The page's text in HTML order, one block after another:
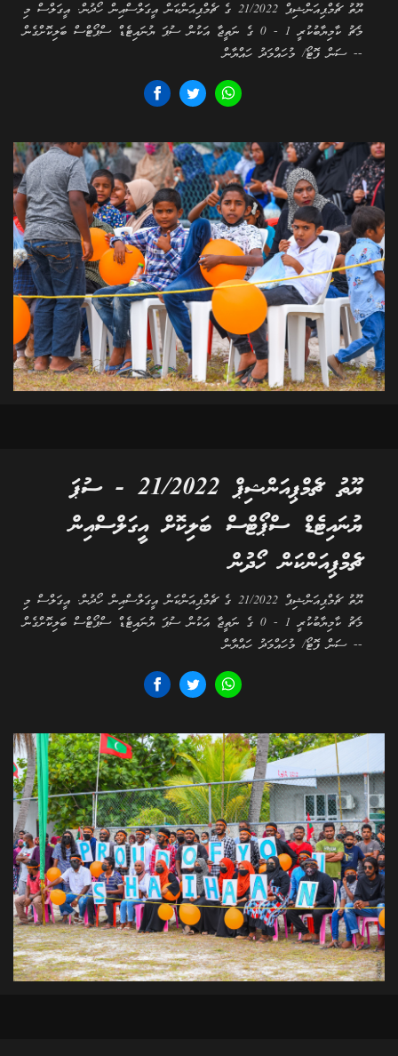
ޔޫތު ޗެމްޕިއަންޝިޕް 21/2022 ގެ ޗެމްޕިއަންކަން އީގަލްސްއިން ހޯދުން. އީގަލްސް މި
މެޗު ކާމިޔާބުކުރީ 1 - 0 ގެ ނަތީޖާ އަކުން ސުޕަ ޔުނައިޓެޑް ސްޕޯޓްސް ބަލިކޮށްގެން
-- ސަން ފޮޓޯ/ މުހައްމަދު ހައްޔާން
ޔޫތު ޗެމްޕިއަންޝިޕް 21/2022 - ސުޕަ
ޔުނައިޓެޑް ސްޕޯޓްސް ބަލިކޮށް އީގަލްސްއިން
ޗެމްޕިއަންކަން ހޯދުން
ޔޫތު ޗެމްޕިއަންޝިޕް 21/2022 ގެ ޗެމްޕިއަންކަން އީގަލްސްއިން ހޯދުން. އީގަލްސް މި
މެޗު ކާމިޔާބުކުރީ 1 - 0 ގެ ނަތީޖާ އަކުން ސުޕަ ޔުނައިޓެޑް ސްޕޯޓްސް ބަލިކޮށްގެން
-- ސަން ފޮޓޯ/ މުހައްމަދު ހައްޔާން